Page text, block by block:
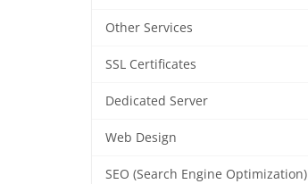
Other Services
SSL Certificates
Dedicated Server
Web Design
SEO (Search Engine Optimization)